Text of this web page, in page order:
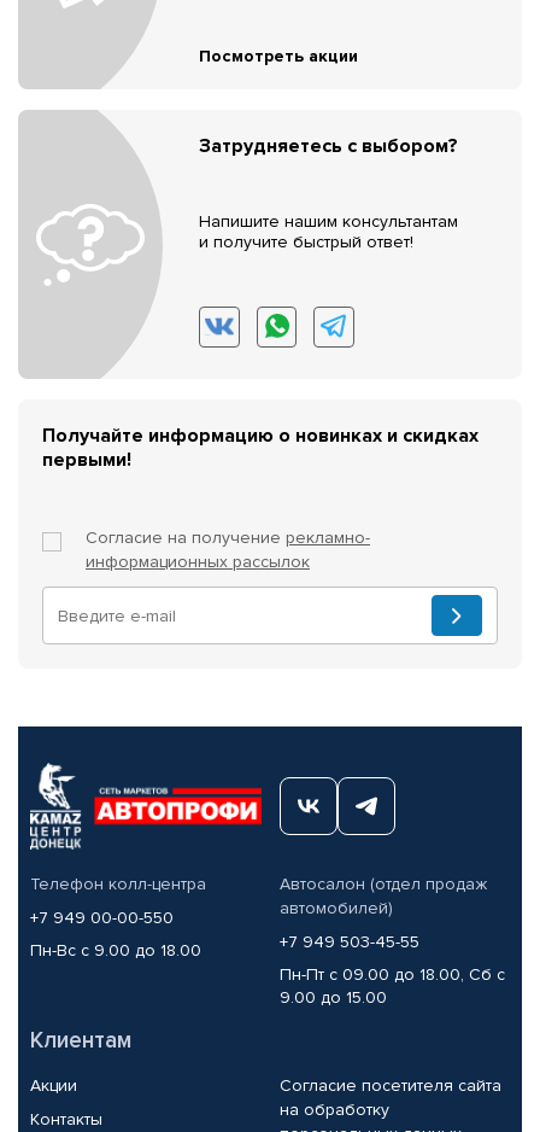
Посмотреть акции
Затрудняетесь с выбором?
Напишите нашим консультантам
и получите быстрый ответ!
Получайте информацию о новинках и скидках
первыми!
Согласие на получение рекламно-
информационных рассылок
Телефон колл-центра
+7 949 00-00-550
Пн-Вс с 9.00 до 18.00
Автосалон (отдел продаж
автомобилей)
+7 949 503-45-55
Пн-Пт с 09.00 до 18.00, Сб с
9.00 до 15.00
Клиентам
Акции
Контакты
Согласие посетителя сайта
на обработку